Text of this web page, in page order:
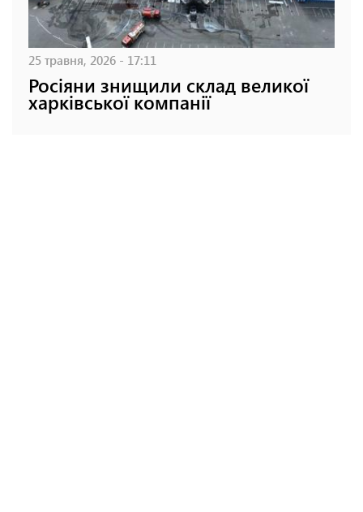
25 травня, 2026 - 17:11
Росіяни знищили склад великої
харківської компанії